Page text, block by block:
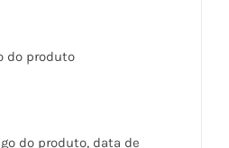
do produto
do produto, data de